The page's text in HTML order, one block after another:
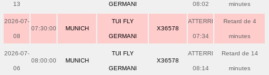
13 GERMANI 08:02 minutes
2026-07-
08
07:30:00 MUNICH
TUI FLY
GERMANI
X36578
ATTERRI
07:34
Retard de 4
minutes
2026-07-
06
08:00:00 MUNICH
TUI FLY
GERMANI
X36578
ATTERRI
08:14
Retard de 14
minutes